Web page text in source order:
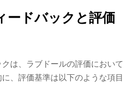
ードバックと評価
は、ラブドールの評価において
、評価基準は以下のような項目